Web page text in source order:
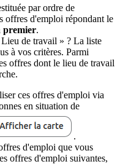
par ordre de
offres d'emploi répondant le
premier.
de travail » ? La liste
à vos critères. Parmi
offres dont le lieu de travail
ces offres d'emploi via
en situation de
.
d'emploi que vous
offres d'emploi suivantes,